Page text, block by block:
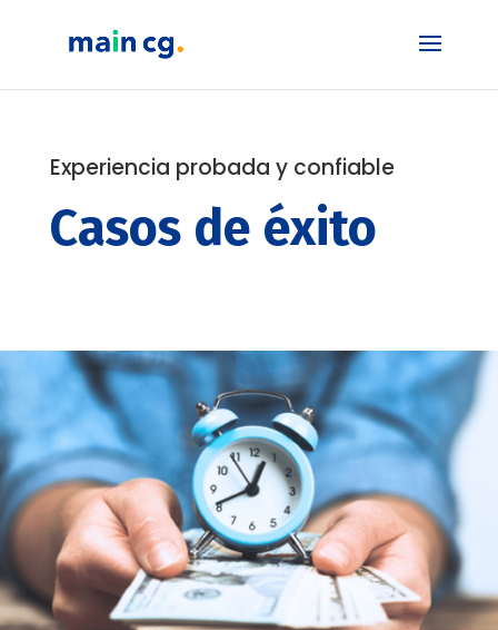
Experiencia probada y confiable
Casos de éxito